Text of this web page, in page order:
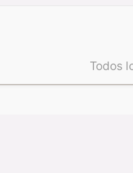
Todos